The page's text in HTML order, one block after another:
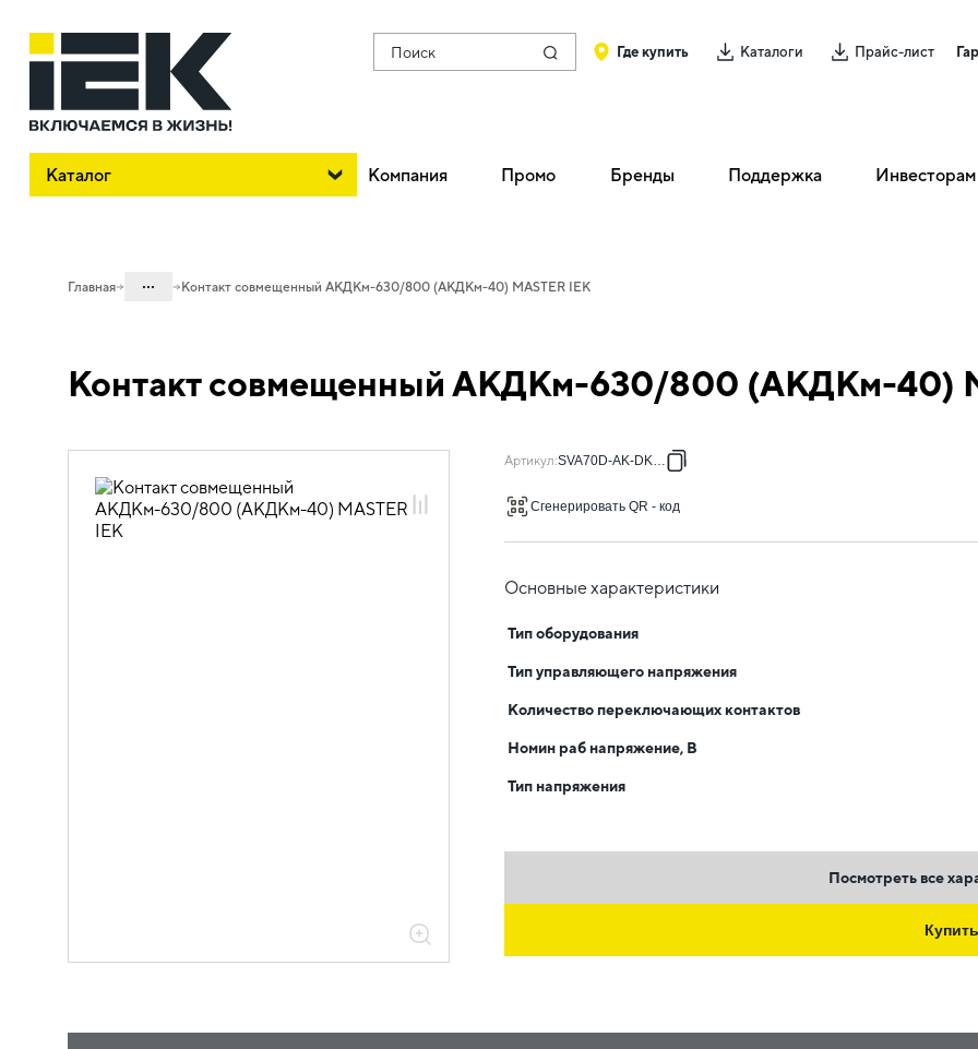
Поиск Где купить Каталоги Прайс-лист
Каталог Компания Промо Бренды Поддержка Инвесторам
Главная ...
коммутации
выключатели в литом корпусе и доп.
02.01.04 Силовые автоматические
выключатели MASTER и доп.
Контакт совмещенный АКДКм-630/800 (АКДКм-40) MASTER IEK
Контакт совмещенный АКДКм-630/800 (АКДКм-40)
Артикул:SVA70D-AK-DK-02
Сгенерировать QR - код
Основные характеристики
Тип оборудования
Тип управляющего напряжения
Количество переключающих контактов
Номин раб напряжение, В
Тип напряжения
Посмотреть все
Купить